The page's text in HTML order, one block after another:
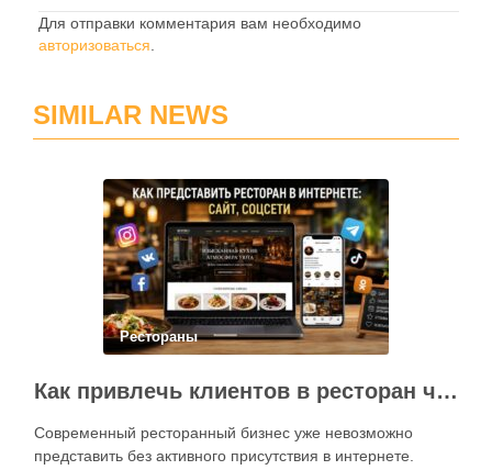
Для отправки комментария вам необходимо
авторизоваться
SIMILAR NEWS
Рестораны
Как привлечь клиентов в ресторан через интернет: каким должен быть сайт и как эффективно использовать социальные сети
Современный ресторанный бизнес уже невозможно
представить без активного присутствия в интернете.